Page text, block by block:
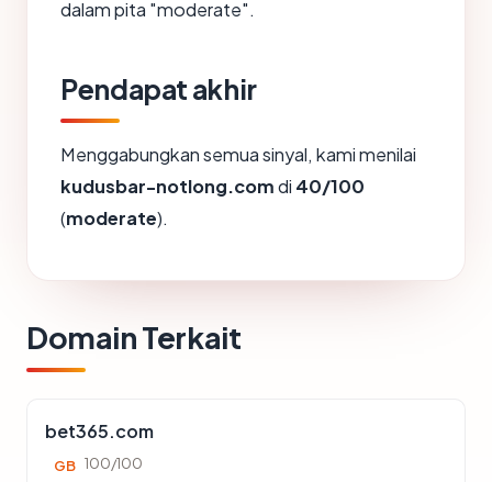
dalam pita "moderate".
Pendapat akhir
Menggabungkan semua sinyal, kami menilai
kudusbar-notlong.comdi 40/100
(moderate).
Domain Terkait
bet365.com
GB 100/100